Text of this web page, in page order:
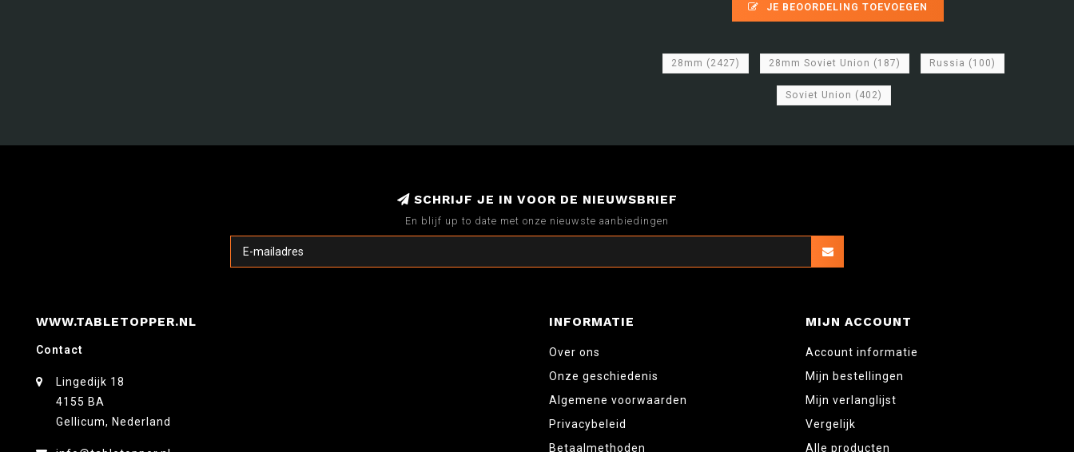
JE BEOORDELING TOEVOEGEN
28mm (2427) 28mm Soviet Union (187) Russia (100)
Soviet Union (402)
SCHRIJF JE IN VOOR DE NIEUWSBRIEF
En blijf up to date met onze nieuwste aanbiedingen
WWW.TABLETOPPER.NL
Contact
Lingedijk 18
4155 BA
Gellicum, Nederland
INFORMATIE
Over ons
Onze geschiedenis
Algemene voorwaarden
Privacybeleid
Betaalmethoden
MIJN ACCOUNT
Account informatie
Mijn bestellingen
Mijn verlanglijst
Vergelijk
Alle producten